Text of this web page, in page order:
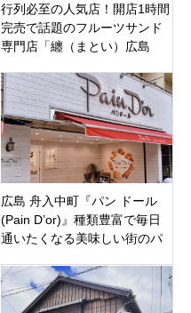
行列必至の人気店！開店1時間
完売で話題のフルーツサンド
専門店「纏（まとい）広島
プン
広島 舟入中町『パン ドール
(Pain D’or)』種類豊富で毎日
通いたくなる美味しい街のパ